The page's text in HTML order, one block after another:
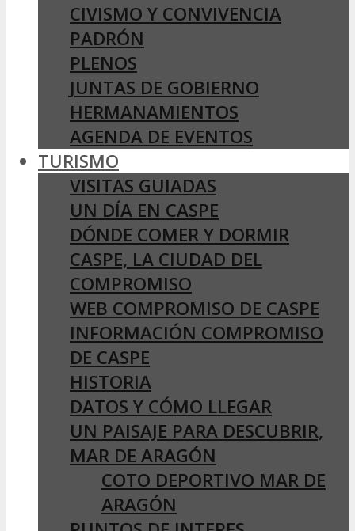
CIVISMO Y CONVIVENCIA
PADRÓN
PLENOS
JUNTAS DE GOBIERNO
HERMANAMIENTOS
AGENDA DE EVENTOS
TURISMO
VISITAS GUIADAS
UN DÍA EN CASPE
DÓNDE COMER Y DORMIR
CASPE, LA CIUDAD DEL
COMPROMISO
WEB COMPROMISO DE CASPE
INFORMACIÓN COMPROMISO
DE CASPE
HISTORIA
DATOS Y CÓMO LLEGAR
UN PAISAJE PARA DESCUBRIR,
MAR DE ARAGÓN
COTO DEPORTIVO MAR DE
ARAGÓN